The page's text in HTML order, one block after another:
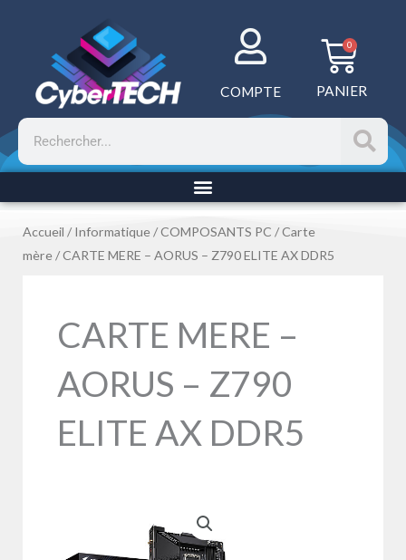
COMPTE
0
PANIER
Rechercher
Accueil /Informatique /COMPOSANTS PC /Carte
mère / CARTE MERE – AORUS – Z790 ELITE AX DDR5
CARTE MERE –
AORUS – Z790
ELITE AX DDR5